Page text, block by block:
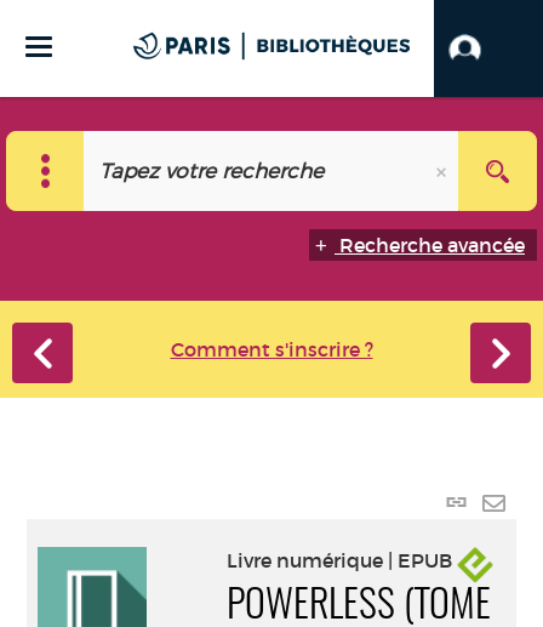
Recherche avancée
Comment s'inscrire ?
Lien
Livre numérique | EPUB
POWERLESS (TOME